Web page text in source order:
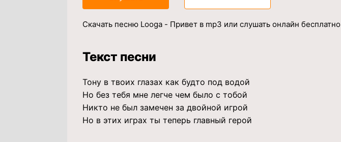
Скачать песню Looga - Привет в mp3 или слушать онлайн бесплатно
Текст песни
Тону в твоих глазах как будто под водой
Но без тебя мне легче чем было с тобой
Никто не был замечен за двойной игрой
Но в этих играх ты теперь главный герой